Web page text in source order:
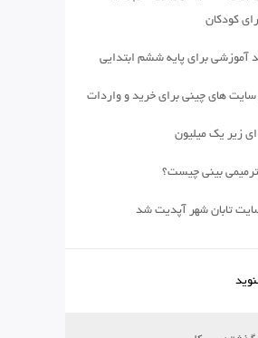
کودکان
برای پایه ششم ابتدایی
سایت های چینی برای خرید و واردات
زیر یک میلیون
بینی چیست؟
تابان شهر آپدیت شد